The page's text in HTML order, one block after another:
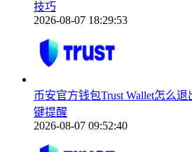
技巧
2026-08-07 18:29:53
币安官方钱包Trust Wallet怎么
键提醒
2026-08-07 09:52:40